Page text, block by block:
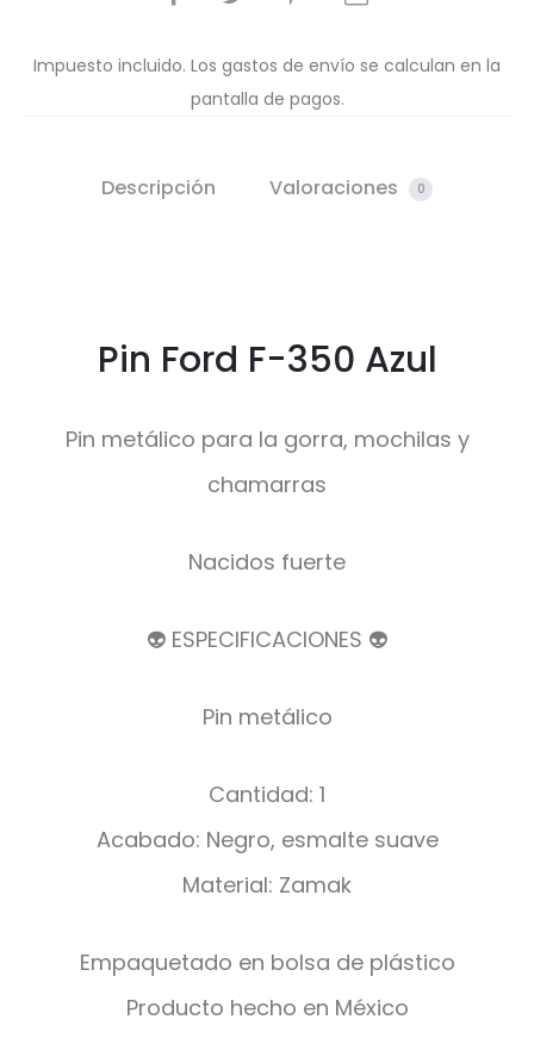
Impuesto incluido. Los gastos de envío se calculan en la
pantalla de pagos.
Descripción Valoraciones 0
Pin Ford F-350 Azul
Pin metálico para la gorra, mochilas y
chamarras
Nacidos fuerte
👽 ESPECIFICACIONES 👽
Pin metálico
Cantidad: 1
Acabado: Negro, esmalte suave
Material: Zamak
Empaquetado en bolsa de plástico
Producto hecho en México